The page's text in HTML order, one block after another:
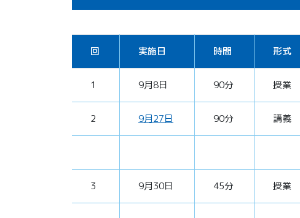
回 実施日 時間 形式
1 9月8日 90分 授業
2 9月27日 90分 講義
3 9月30日 45分 授業